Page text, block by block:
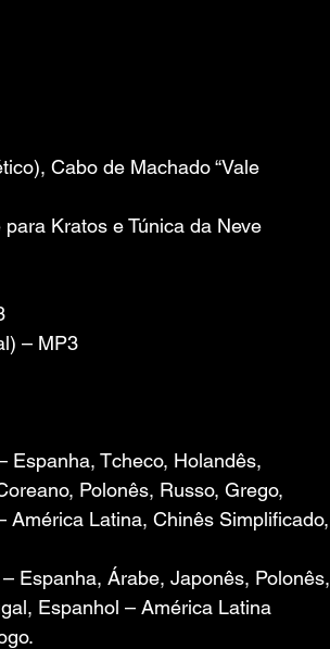
Cabo de Machado “Vale
Kratos e Túnica da Neve
– MP3
Espanha, Tcheco, Holandês,
Polonês, Russo, Grego,
Latina, Chinês Simplificado,
Espanha, Árabe, Japonês, Polonês,
Espanhol – América Latina